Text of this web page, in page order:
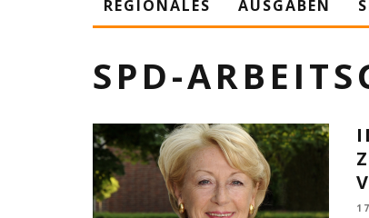
REGIONALES
AUSGABEN
SPD-